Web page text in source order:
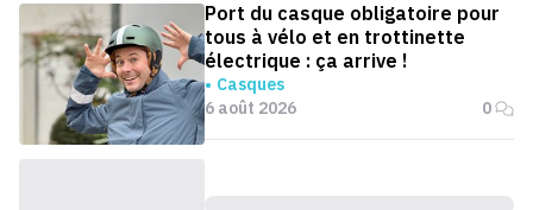
Port du casque obligatoire pour
tous à vélo et en trottinette
électrique : ça arrive !
Casques
6 août 2026
0